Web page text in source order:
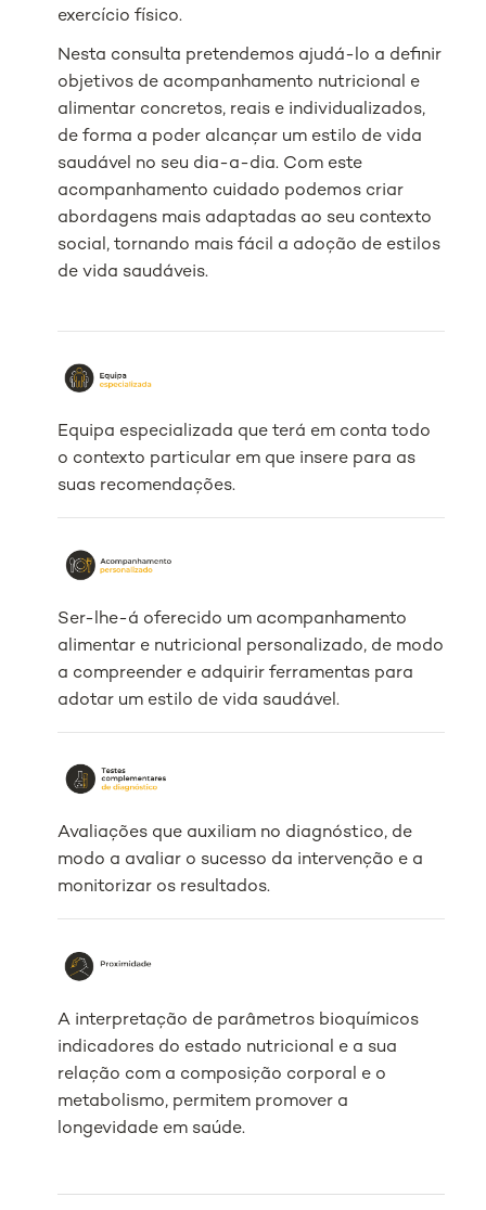
exercício físico.
Nesta consulta pretendemos ajudá-lo a definir
objetivos de acompanhamento nutricional e
alimentar concretos, reais e individualizados,
de forma a poder alcançar um estilo de vida
saudável no seu dia-a-dia. Com este
acompanhamento cuidado podemos criar
abordagens mais adaptadas ao seu contexto
social, tornando mais fácil a adoção de estilos
de vida saudáveis.
Equipa especializada que terá em conta todo
o contexto particular em que insere para as
suas recomendações.
Ser-lhe-á oferecido um acompanhamento
alimentar e nutricional personalizado, de modo
a compreender e adquirir ferramentas para
adotar um estilo de vida saudável.
Avaliações que auxiliam no diagnóstico, de
modo a avaliar o sucesso da intervenção e a
monitorizar os resultados.
A interpretação de parâmetros bioquímicos
indicadores do estado nutricional e a sua
relação com a composição corporal e o
metabolismo, permitem promover a
longevidade em saúde.